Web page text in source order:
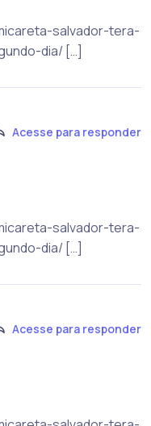
salvador-tera-
dia/ […]
Acesse para responder
salvador-tera-
dia/ […]
Acesse para responder